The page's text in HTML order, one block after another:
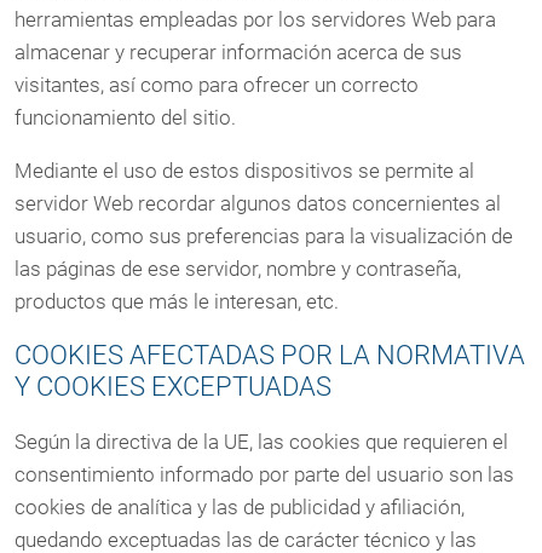
herramientas empleadas por los servidores Web para
almacenar y recuperar información acerca de sus
visitantes, así como para ofrecer un correcto
funcionamiento del sitio.
Mediante el uso de estos dispositivos se permite al
servidor Web recordar algunos datos concernientes al
usuario, como sus preferencias para la visualización de
las páginas de ese servidor, nombre y contraseña,
productos que más le interesan, etc.
COOKIES AFECTADAS POR LA NORMATIVA
Y COOKIES EXCEPTUADAS
Según la directiva de la UE, las cookies que requieren el
consentimiento informado por parte del usuario son las
cookies de analítica y las de publicidad y afiliación,
quedando exceptuadas las de carácter técnico y las